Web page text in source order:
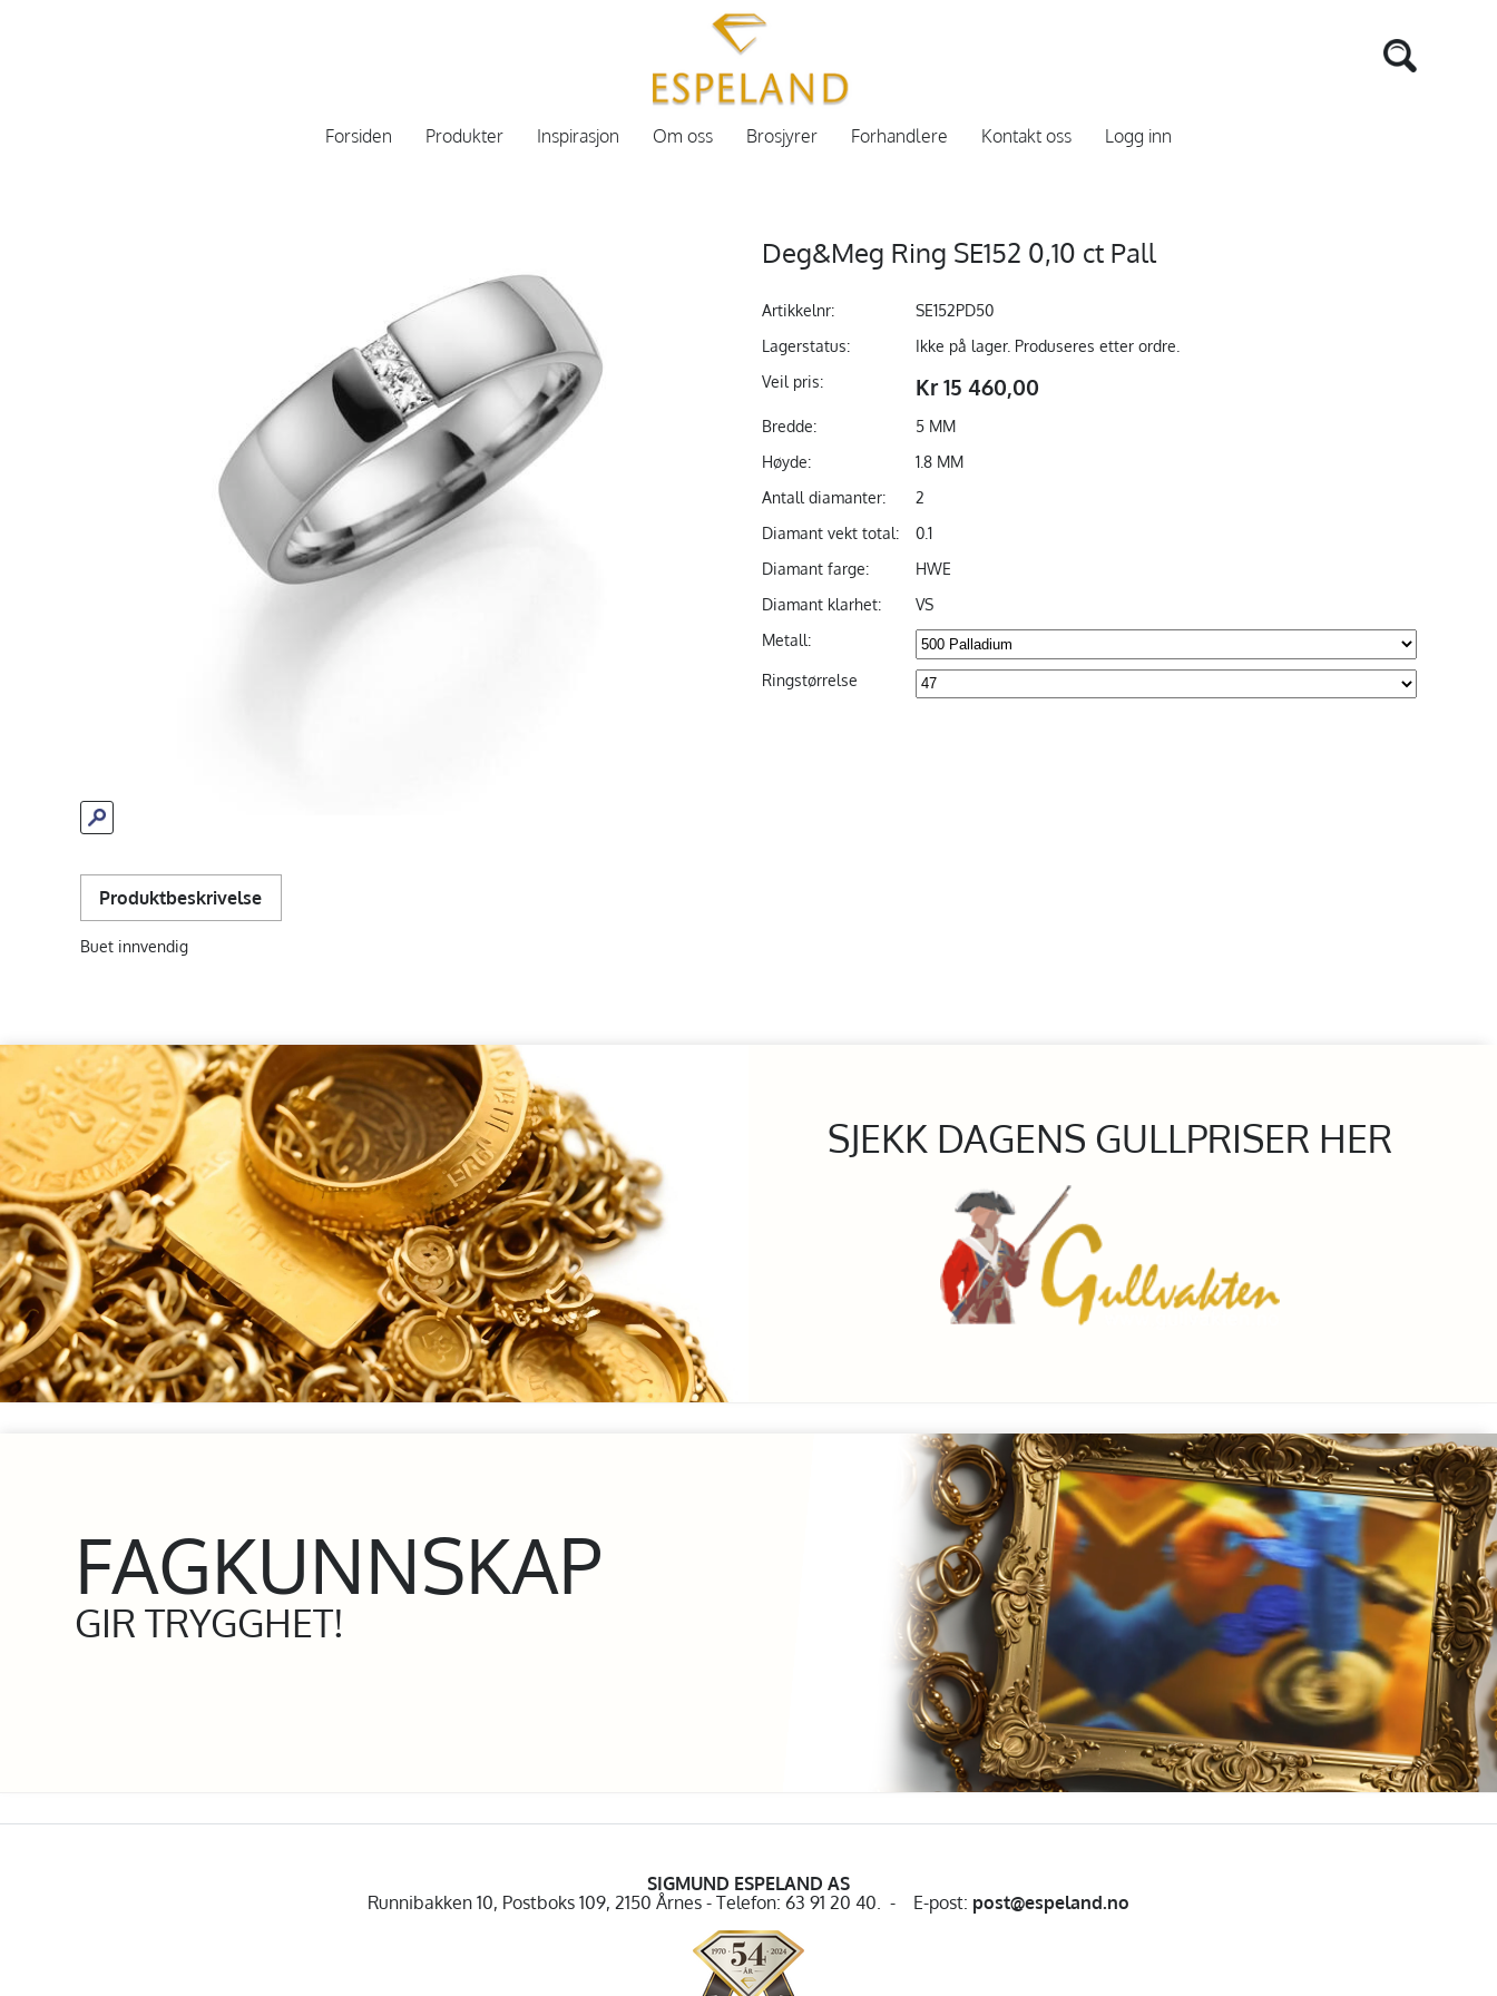
Forsiden Produkter Inspirasjon Om oss Brosjyrer Forhandlere Kontakt oss Logg inn
Deg&Meg Ring SE152 0,10 ct Pall
Artikkelnr:
SE152PD50
Lagerstatus:
Ikke på lager. Produseres etter ordre.
Veil pris:
Kr 15 460,00
Bredde:
5 MM
Høyde:
1.8 MM
Antall diamanter:
2
Diamant vekt total:
0.1
Diamant farge:
HWE
Diamant klarhet:
VS
Metall:
Ringstørrelse
Produktbeskrivelse
Buet innvendig
SJEKK DAGENS GULLPRISER HER
FAGKUNNSKAP
GIR TRYGGHET!
SIGMUND ESPELAND AS
Runnibakken 10, Postboks 109, 2150 Årnes - Telefon: 63 91 20 40. - E-post: post@espeland.no